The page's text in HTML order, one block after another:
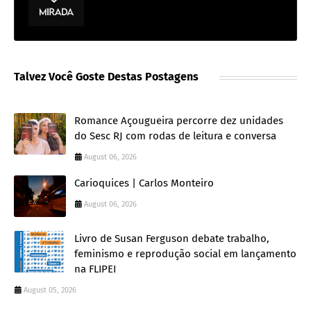
Talvez Você Goste Destas Postagens
Romance Açougueira percorre dez unidades
do Sesc RJ com rodas de leitura e conversa
August 06, 2026
Carioquices | Carlos Monteiro
August 06, 2026
Livro de Susan Ferguson debate trabalho,
feminismo e reprodução social em lançamento
na FLIPEI
August 05, 2026